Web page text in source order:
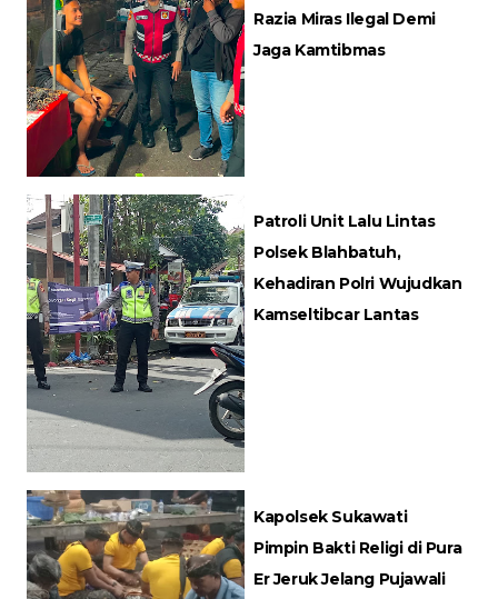
Razia Miras Ilegal Demi
Jaga Kamtibmas
Patroli Unit Lalu Lintas
Polsek Blahbatuh,
Kehadiran Polri Wujudkan
Kamseltibcar Lantas
Kapolsek Sukawati
Pimpin Bakti Religi di Pura
Er Jeruk Jelang Pujawali